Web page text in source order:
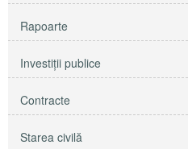
Rapoarte
Investiţii publice
Contracte
Starea civilă